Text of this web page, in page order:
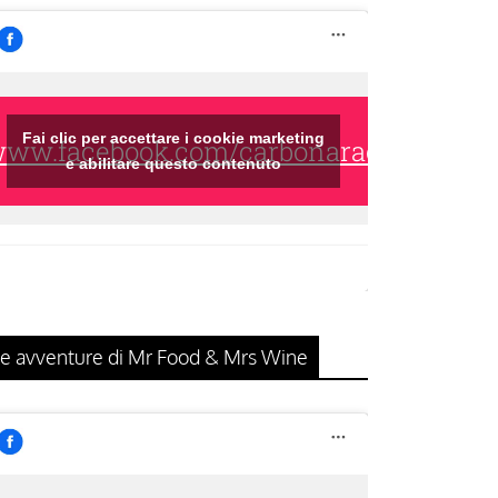
carbonaraclub/
Fai clic per accettare i cookie marketing
e abilitare questo contenuto
avventure di Mr Food & Mrs Wine